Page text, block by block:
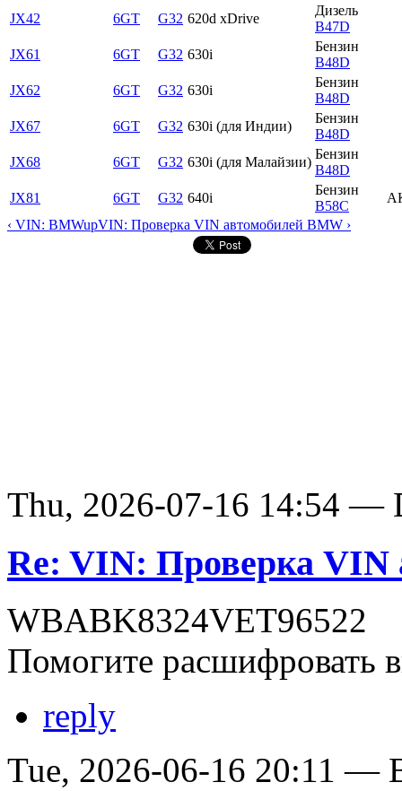
JX42
6GT G32 620d xDrive
Дизель
B47D
JX61
6GT G32 630i
Бензин
B48D
JX62
6GT G32 630i
Бензин
B48D
JX67
6GT G32 630i (для Индии)
Бензин
B48D
JX68
6GT G32 630i (для Малайзии)
Бензин
B48D
JX81
6GT G32 640i
Бензин
B58C
‹ VIN: BMWupVIN: Проверка VIN автомобилей BMW ›
Thu, 2026-07-16 14:54 —
Re: VIN: Проверка VIN
WBABK8324VET96522
Помогите расшифровать
reply
Tue, 2026-06-16 20:11 —